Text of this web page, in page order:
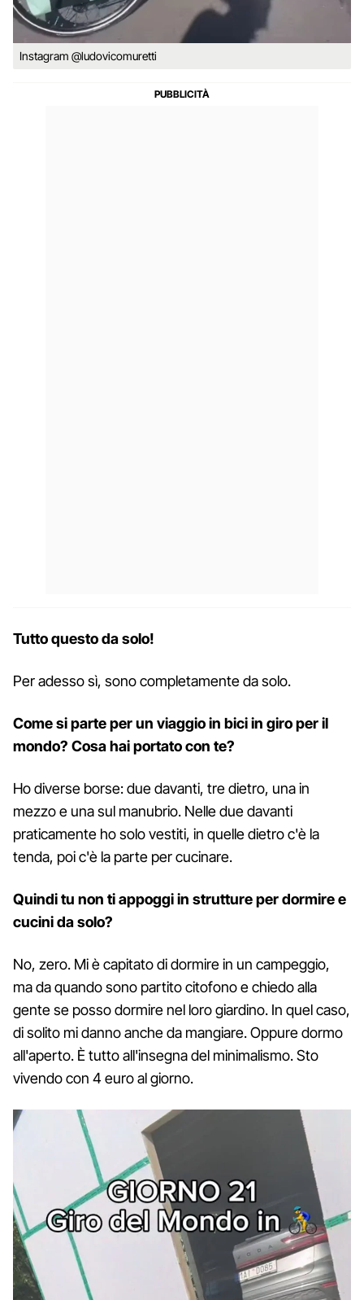
Instagram @ludovicomuretti
Tutto questo da solo!
Per adesso sì, sono completamente da solo.
Come si parte per un viaggio in bici in giro per il
mondo? Cosa hai portato con te?
Ho diverse borse: due davanti, tre dietro, una in
mezzo e una sul manubrio. Nelle due davanti
praticamente ho solo vestiti, in quelle dietro c'è la
tenda, poi c'è la parte per cucinare.
Quindi tu non ti appoggi in strutture per dormire e
cucini da solo?
No, zero. Mi è capitato di dormire in un campeggio,
ma da quando sono partito citofono e chiedo alla
gente se posso dormire nel loro giardino. In quel caso,
di solito mi danno anche da mangiare. Oppure dormo
all'aperto. È tutto all'insegna del minimalismo. Sto
vivendo con 4 euro al giorno.